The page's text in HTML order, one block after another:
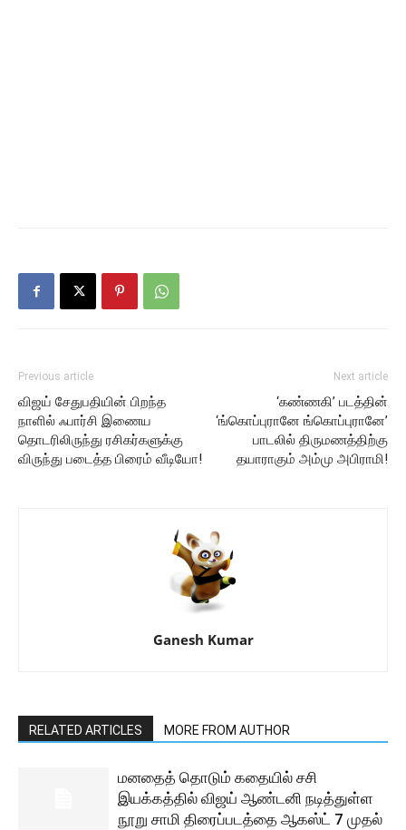
Previous article
விஜய் சேதுபதியின் பிறந்த
நாளில் ஃபார்சி இணைய
தொடரிலிருந்து ரசிகர்களுக்கு
விருந்து படைத்த பிரைம் வீடியோ!
Next article
‘கண்ணகி’ படத்தின்
‘ங்கொப்புரானே ங்கொப்புரானே’
பாடலில் திருமணத்திற்கு
தயாராகும் அம்மு அபிராமி!
Ganesh Kumar
RELATED ARTICLES MORE FROM AUTHOR
மனதைத் தொடும் கதையில் சசி
இயக்கத்தில் விஜய் ஆண்டனி நடித்துள்ள
நூறு சாமி திரைப்படத்தை ஆகஸ்ட் 7 முதல்